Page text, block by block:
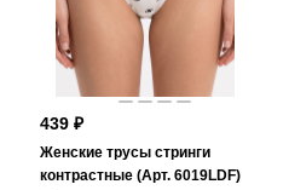
439 ₽
Женские трусы стринги
контрастные (Арт. 6019LDF)